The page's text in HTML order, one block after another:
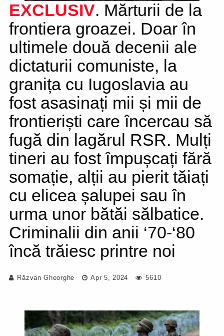
EXCLUSIV. Mărturii de la
frontiera groazei. Doar în
ultimele două decenii ale
dictaturii comuniste, la
granița cu Iugoslavia au
fost asasinați mii și mii de
frontieriști care încercau să
fugă din lagărul RSR. Mulți
tineri au fost împușcați fără
somație, alții au pierit tăiați
cu elicea șalupei sau în
urma unor bătăi sălbatice.
Criminalii din anii ‘70-‘80
încă trăiesc printre noi
Răzvan Gheorghe Apr 5, 2024 5610